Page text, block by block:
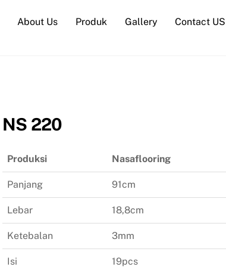
About Us Produk Gallery Contact US
NS 220
Produksi Nasaflooring
Panjang 91cm
Lebar 18,8cm
Ketebalan 3mm
Isi 19pcs